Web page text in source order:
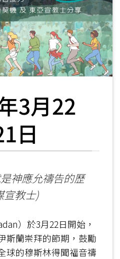
3月22
日
是神應允禱告的歷
宣教士)
）於3月22日開始，
斯蘭崇拜的節期，鼓勵
球的穆斯林得聞福音禱